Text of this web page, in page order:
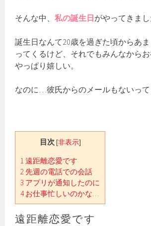
そんな中、私の誕生日 がやってきまし
誕生日なんて20歳を過ぎた頃からあ
ってくるけど、それでもみんなから
やっぱり嬉しい。
なのに…彼氏からのメールもないって
目次 [非表示]
1 遠距離恋愛です
2 先週の電話での会話
3 アプリが通知したのに
4お仕事忙しいのかな…
遠距離恋愛です